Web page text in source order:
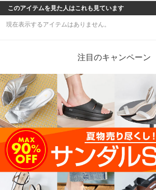
このアイテムを見た人はこれも見ています
現在表示するアイテムはありません。
注目のキャンペーン